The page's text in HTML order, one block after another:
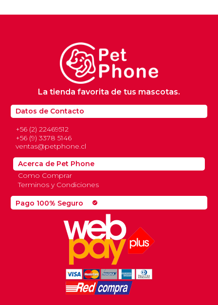
Pago 100% Seguro check_circle
Datos de Contacto
+56 (2) 22469512
+56 (9) 3378 5146
ventas@petphone.cl
La tienda favorita de tus mascotas.
Acerca de Pet Phone
Como Comprar
Terminos y Condiciones